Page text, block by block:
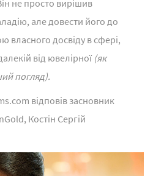
не просто вирішив
але довести його до
власного досвіду в сфері,
від ювелірної (як
погляд).
відповів засновник
Костін Сергій